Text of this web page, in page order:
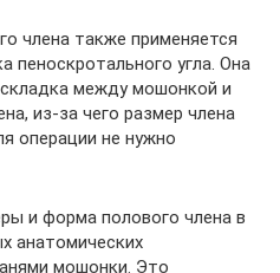
члена также применяется
пеноскротального угла. Она
между мошонкой и
из-за чего размер члена
операции не нужно
и форма полового члена в
анатомических
мошонки. Это